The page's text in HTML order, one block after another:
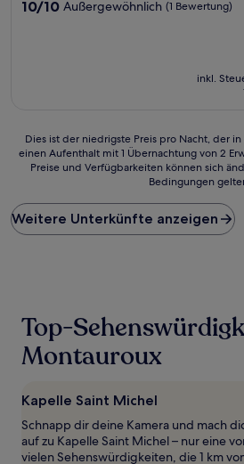
10.0
10/10 Außergewöhnlich (1 Bewertung)
inkl.
Dies
ist
Preis
pro
Nacht,
24 Stunden
einen
Aufenthalt
1 Übernachtung
2 Erwachsenen
gefunden
wurde.
Dies ist der niedrigste Preis pro Nacht, der
einen Aufenthalt mit 1 Übernachtung von 2
Preise und Verfügbarkeiten können sich
Bedingungen
Weitere Unterkünfte anzeigen
Top-
Montauroux
Kapelle Saint Michel
Schnapp dir deine Kamera und mach
auf zu Kapelle Saint Michel – nur eine
vielen Sehenswürdigkeiten, die 1 km